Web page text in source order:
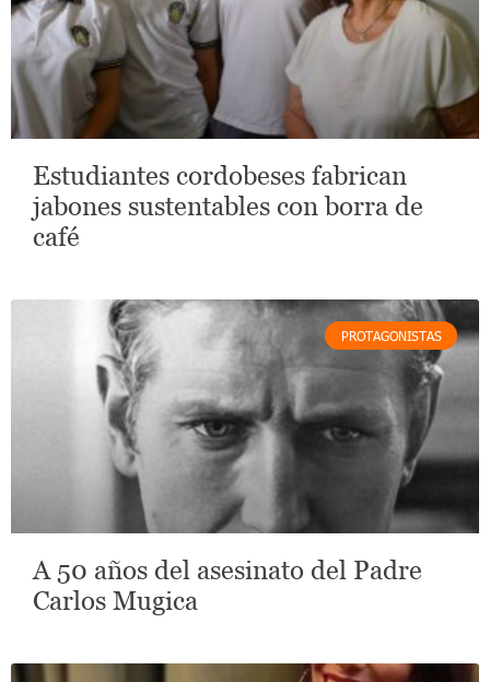
Estudiantes cordobeses fabrican
jabones sustentables con borra de
café
PROTAGONISTAS
A 50 años del asesinato del Padre
Carlos Mugica